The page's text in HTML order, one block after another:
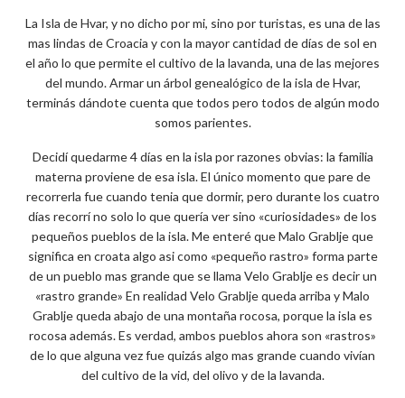
La Isla de Hvar, y no dicho por mi, sino por turistas, es una de las
mas lindas de Croacia y con la mayor cantidad de días de sol en
el año lo que permite el cultivo de la lavanda, una de las mejores
del mundo. Armar un árbol genealógico de la isla de Hvar,
terminás dándote cuenta que todos pero todos de algún modo
somos parientes.
Decidí quedarme 4 días en la isla por razones obvias: la familia
materna proviene de esa isla. El único momento que pare de
recorrerla fue cuando tenia que dormir, pero durante los cuatro
días recorrí no solo lo que quería ver sino «curiosidades» de los
pequeños pueblos de la isla. Me enteré que Malo Grablje que
significa en croata algo asi como «pequeño rastro» forma parte
de un pueblo mas grande que se llama Velo Grablje es decir un
«rastro grande» En realidad Velo Grablje queda arriba y Malo
Grablje queda abajo de una montaña rocosa, porque la isla es
rocosa además. Es verdad, ambos pueblos ahora son «rastros»
de lo que alguna vez fue quizás algo mas grande cuando vivían
del cultivo de la vid, del olivo y de la lavanda.